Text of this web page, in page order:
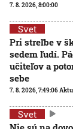
7. 8. 2026, 8:00:00
Svet
Pri streľbe v
sedem ľudí.
učiteľov a
sebe
7. 8. 2026, 7:49:06
Svet